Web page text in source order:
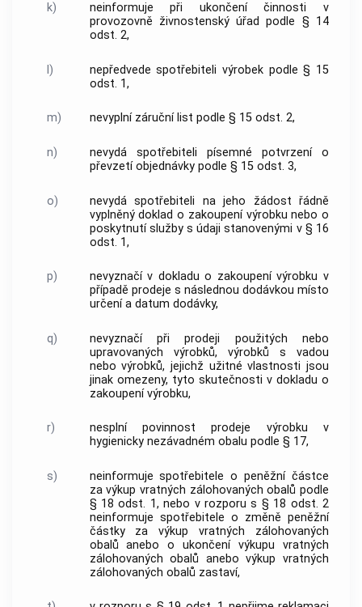
k)
neinformuje při ukončení činnosti v
provozovně živnostenský úřad podle § 14
odst. 2,
l)
nepředvede spotřebiteli výrobek podle § 15
odst. 1,
m) nevyplní záruční list podle § 15 odst. 2,
n)
nevydá spotřebiteli písemné potvrzení o
převzetí objednávky podle § 15 odst. 3,
o)
nevydá spotřebiteli na jeho žádost řádně
vyplněný doklad o zakoupení výrobku nebo o
poskytnutí služby s údaji stanovenými v § 16
odst. 1,
p)
nevyznačí v dokladu o zakoupení výrobku v
případě prodeje s následnou dodávkou místo
určení a datum dodávky,
q)
nevyznačí při prodeji použitých nebo
upravovaných výrobků, výrobků s vadou
nebo výrobků, jejichž užitné vlastnosti jsou
jinak omezeny, tyto skutečnosti v dokladu o
zakoupení výrobku,
r)
nesplní povinnost prodeje výrobku v
hygienicky nezávadném obalu podle § 17,
s)
neinformuje spotřebitele o peněžní částce
za výkup vratných zálohovaných obalů podle
§ 18 odst. 1, nebo v rozporu s § 18 odst. 2
neinformuje spotřebitele o změně peněžní
částky za výkup vratných zálohovaných
obalů anebo o ukončení výkupu vratných
zálohovaných obalů anebo výkup vratných
zálohovaných obalů zastaví,